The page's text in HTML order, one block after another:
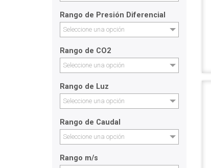
Rango de Presión Diferencial
Seleccione una opción
Rango de CO2
Seleccione una opción
Rango de Luz
Seleccione una opción
Rango de Caudal
Seleccione una opción
Rango m/s